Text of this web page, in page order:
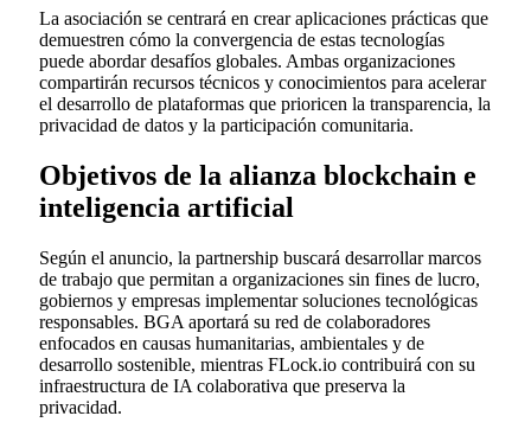
La asociación se centrará en crear aplicaciones prácticas que
demuestren cómo la convergencia de estas tecnologías
puede abordar desafíos globales. Ambas organizaciones
compartirán recursos técnicos y conocimientos para acelerar
el desarrollo de plataformas que prioricen la transparencia, la
privacidad de datos y la participación comunitaria.
Objetivos de la alianza blockchain e
inteligencia artificial
Según el anuncio, la partnership buscará desarrollar marcos
de trabajo que permitan a organizaciones sin fines de lucro,
gobiernos y empresas implementar soluciones tecnológicas
responsables. BGA aportará su red de colaboradores
enfocados en causas humanitarias, ambientales y de
desarrollo sostenible, mientras FLock.io contribuirá con su
infraestructura de IA colaborativa que preserva la
privacidad.